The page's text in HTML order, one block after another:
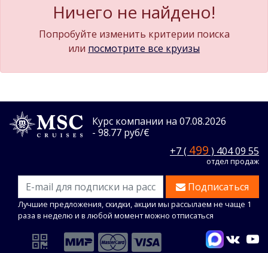
Ничего не найдено!
Попробуйте изменить критерии поиска
или посмотрите все круизы
Курс компании на 07.08.2026
- 98.77 руб/€
+7 ( 499 ) 404 09 55
отдел продаж
Подписаться
Лучшие предложения, скидки, акции мы рассылаем не чаще 1
раза в неделю и в любой момент можно отписаться